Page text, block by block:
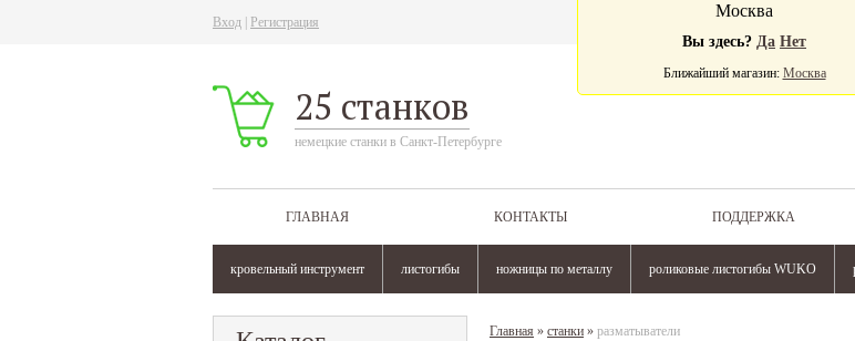
Вход Регистрация
25 станков
немецкие станки в Санкт-Петербурге
ГЛАВНАЯ КОНТАКТЫ ПОДДЕРЖКА
кровельный инструмент листогибы ножницы по металлу роликовые листогибы WUKO
Москва
Вы здесь? Да Нет
Ближайший магазин: Москва
Главная » станки » разматыватели